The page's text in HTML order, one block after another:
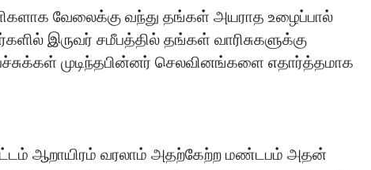
வேலைக்கு வந்து தங்கள் அயராத உழைப்பால்
இருவர் சமீபத்தில் தங்கள் வாரிசுகளுக்கு
முடிந்தபின்னர் செலவினங்களை எதார்த்தமாக
ஆறாயிரம் வரலாம் அதற்கேற்ற மண்டபம் அதன்